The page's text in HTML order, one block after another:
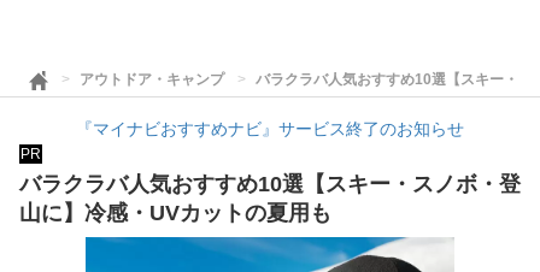
アウトドア・キャンプ バラクラバ人気おすすめ10選【スキー・
『マイナビおすすめナビ』サービス終了のお知らせ
PR
バラクラバ人気おすすめ10選【スキー・スノボ・登
山に】冷感・UVカットの夏用も